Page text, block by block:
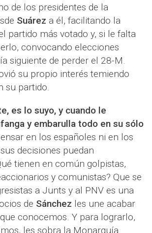
de los presidentes de la
Suárez a él, facilitando la
partido más votado y, si le falta
convocando elecciones
siguiente de perder el 28-M.
su propio interés temiendo
su partido.
es lo suyo, y cuando le
y embarulla todo en su sólo
en los españoles ni en los
decisiones puedan
tienen en común golpistas,
y comunistas? Que se
a Junts y al PNV es una
de Sánchez les une acabar
conocemos. Y para lograrlo,
les sobra la Monarquía